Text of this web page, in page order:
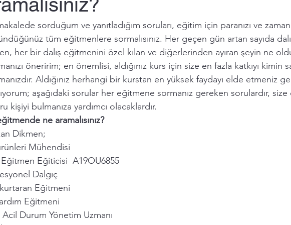
sorduğum ve yanıtladığım soruları, eğitim için paranızı ve
tüm eğitmenlere sormalısınız. Her geçen gün artan sayıda
her bir dalış eğitmenini özel kılan ve diğerlerinden ayıran şeyin ne
öneririm; en önemlisi, aldığınız kurs için size en fazla katkıyı kimin
Aldığınız herhangi bir kurstan en yüksek faydayı elde etmeniz
aşağıdaki sorular her eğitmene sormanız gereken sorulardır,
kişiyi bulmanıza yardımcı olacaklardır.
ne aramalısınız?
Dikmen;
Mühendisi
Eğitmen Eğiticisi  A19OU6855
Dalgıç
Eğitmeni
Eğitmeni
Durum Yönetim Uzmanı